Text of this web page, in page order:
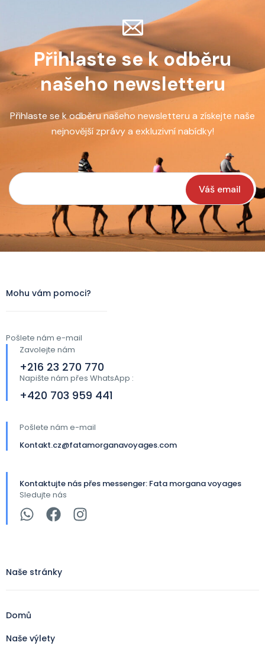
Přihlaste se k odběru
našeho newsletteru
Přihlaste se k odběru našeho newsletteru a získejte naše
nejnovější zprávy a exkluzivní nabídky!
Váš email
Mohu vám pomoci?
Pošlete nám e-mail
Zavolejte nám
+216 23 270 770
Napište nám přes WhatsApp :
+420 703 959 441​
Pošlete nám e-mail
Kontakt.cz@fatamorganavoyages.com
Kontaktujte nás přes messenger: Fata morgana voyages
Sledujte nás
Naše stránky
Domů
Naše výlety